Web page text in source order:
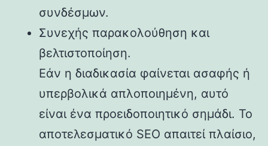
συνδέσμων.
Συνεχής παρακολούθηση και
βελτιστοποίηση.
Εάν η διαδικασία φαίνεται ασαφής ή
υπερβολικά απλοποιημένη, αυτό
είναι ένα προειδοποιητικό σημάδι. Το
αποτελεσματικό SEO απαιτεί πλαίσιο,